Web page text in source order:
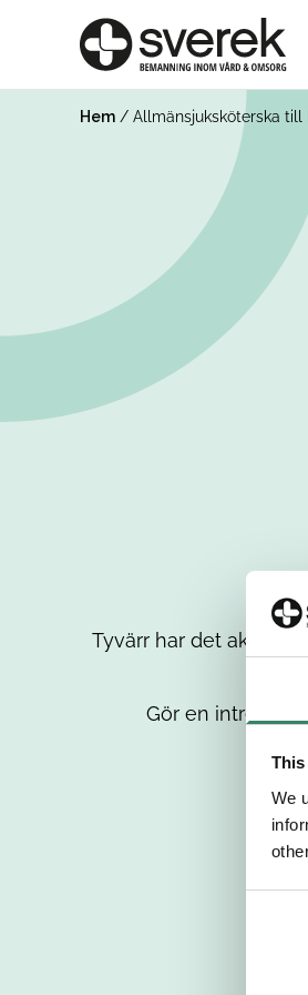
We
Hem / Allmänsjuksköterska till
Tyvärr har det
Gör en